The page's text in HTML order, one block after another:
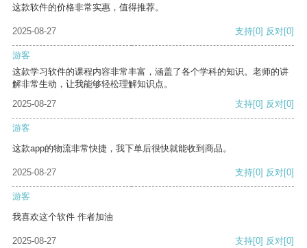
这款软件的价格非常实惠，值得推荐。
2025-08-27 支持[0] 反对[0]
游客
这款学习软件的课程内容非常丰富，涵盖了各个学科的知识。老师的讲
解非常生动，让我能够轻松理解知识点。
2025-08-27
支持[0] 反对[0]
游客
这款app的物流非常快捷，我下单后很快就能收到商品。
2025-08-27 支持[0] 反对[0]
游客
我喜欢这个软件 作者加油
2025-08-27 支持[0] 反对[0]